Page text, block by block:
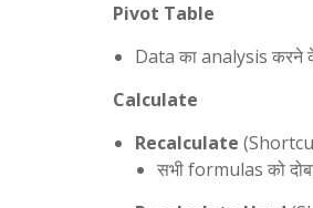
Pivot Table
Data का analysis करने
Calculate
Recalculate
सभी formulas को